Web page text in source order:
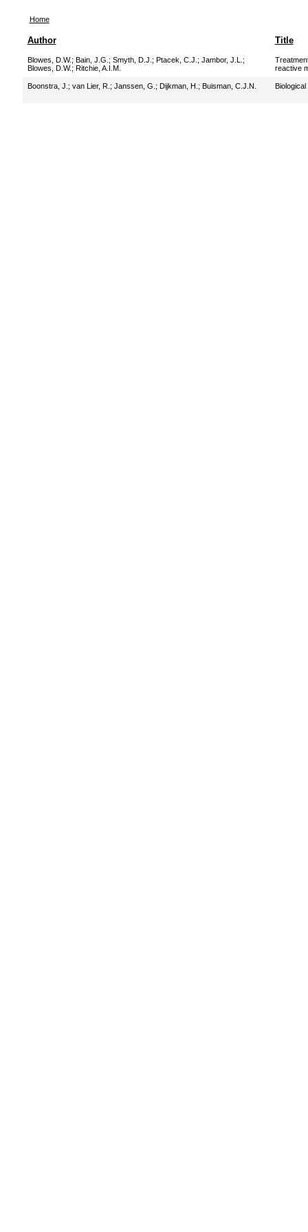
Home
Author Title
Blowes, D.W.; Bain, J.G. ; Smyth, D.J. ; Ptacek, C.J. ; Jambor, J.L.
;
Blowes, D.W.; Ritchie, A.I.M.
reactive
Boonstra, J. ; van Lier, R. ; Janssen, G. ; Dijkman, H. ; Buisman, C.J.N.